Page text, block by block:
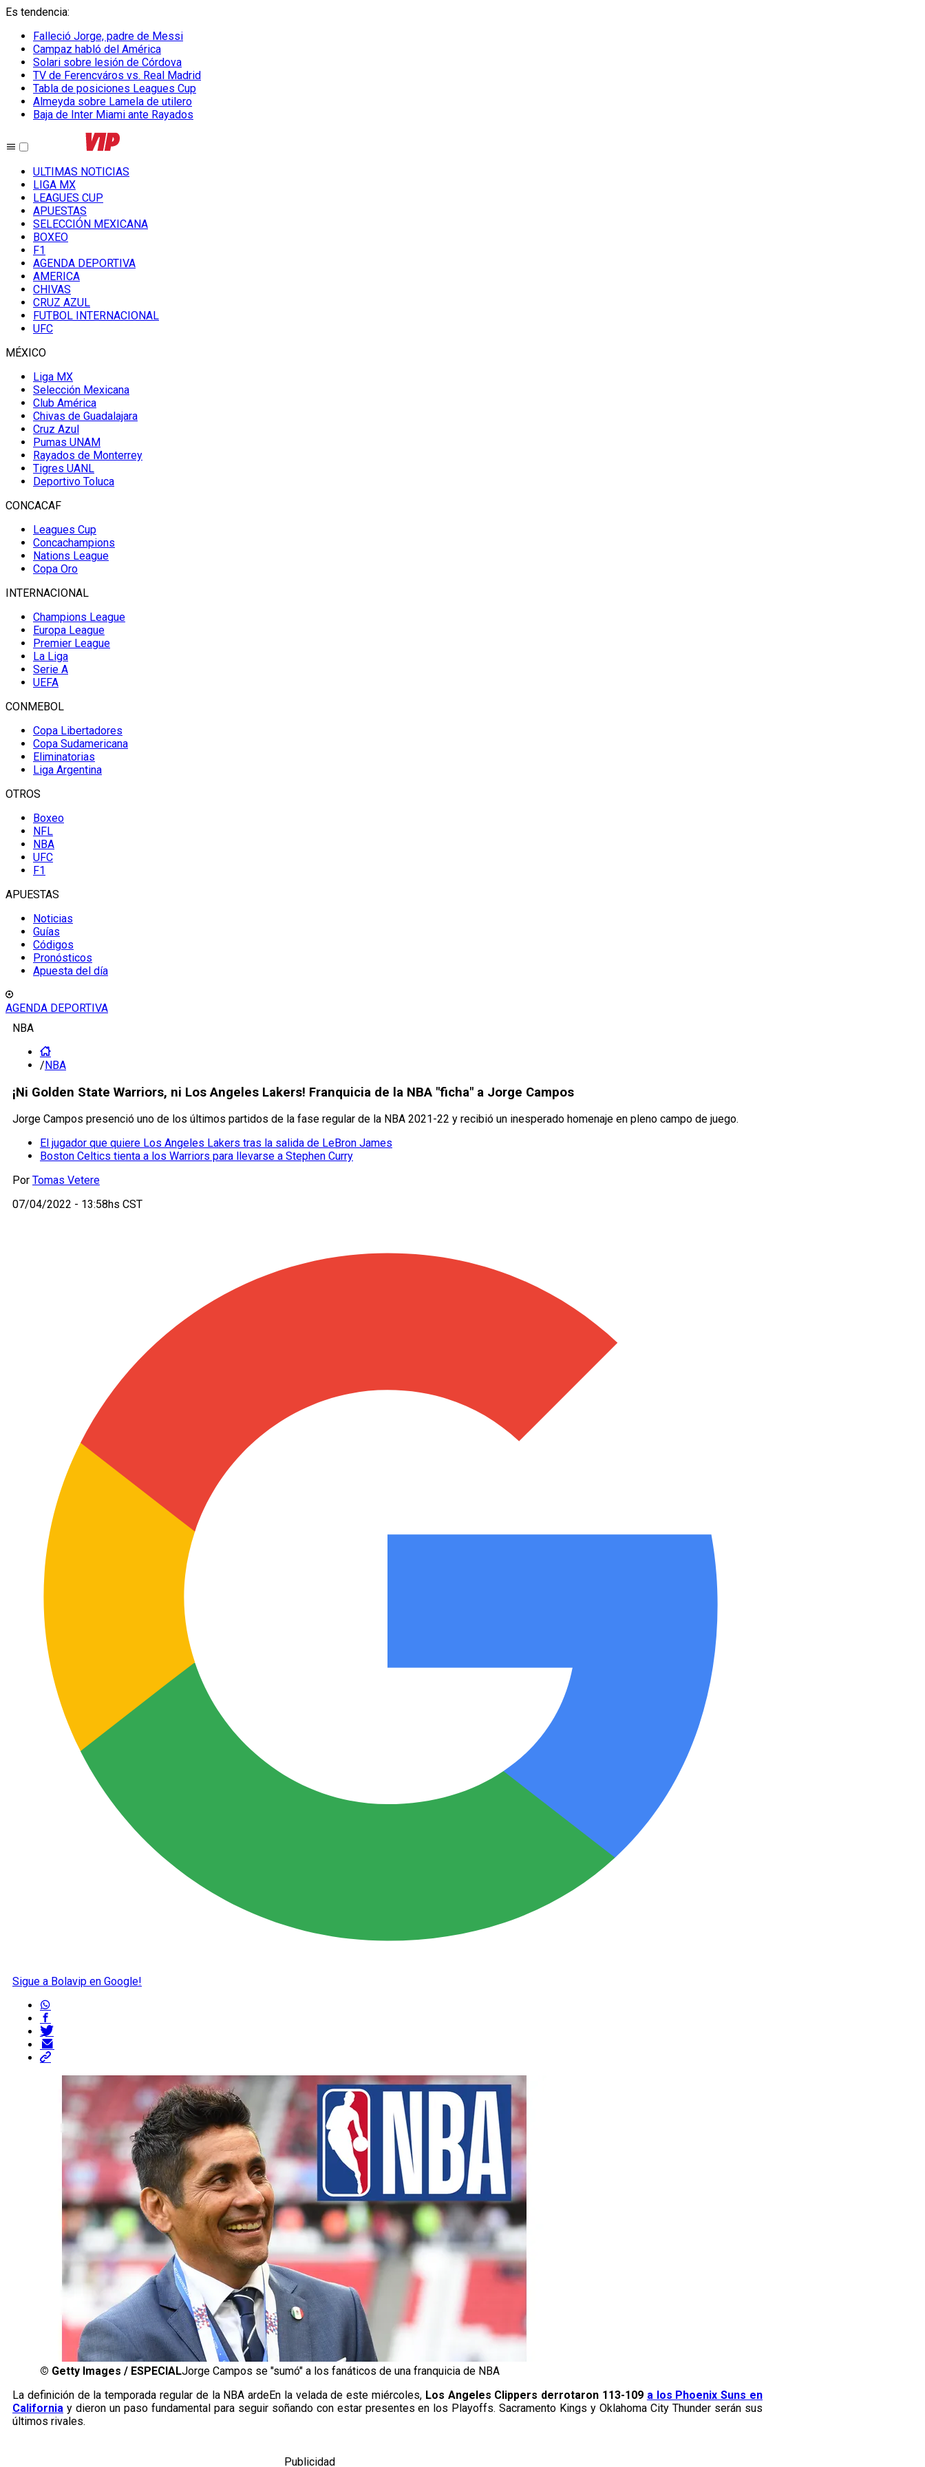
Es tendencia:
Falleció Jorge, padre de Messi
Campaz habló del América
Solari sobre lesión de Córdova
TV de Ferencváros vs. Real Madrid
Tabla de posiciones Leagues Cup
Almeyda sobre Lamela de utilero
Baja de Inter Miami ante Rayados
ULTIMAS NOTICIAS
LIGA MX
LEAGUES CUP
APUESTAS
SELECCIÓN MEXICANA
BOXEO
F1
AGENDA DEPORTIVA
AMERICA
CHIVAS
CRUZ AZUL
FUTBOL INTERNACIONAL
UFC
MÉXICO
Liga MX
Selección Mexicana
Club América
Chivas de Guadalajara
Cruz Azul
Pumas UNAM
Rayados de Monterrey
Tigres UANL
Deportivo Toluca
CONCACAF
Leagues Cup
Concachampions
Nations League
Copa Oro
INTERNACIONAL
Champions League
Europa League
Premier League
La Liga
Serie A
UEFA
CONMEBOL
Copa Libertadores
Copa Sudamericana
Eliminatorias
Liga Argentina
OTROS
Boxeo
NFL
NBA
UFC
F1
APUESTAS
Noticias
Guías
Códigos
Pronósticos
Apuesta del día
AGENDA DEPORTIVA
NBA
/NBA
¡Ni Golden State Warriors, ni Los Angeles Lakers! Franquicia de la NBA "ficha" a Jorge Campos
Jorge Campos presenció uno de los últimos partidos de la fase regular de la NBA 2021-22 y recibió un inesperado homenaje en pleno campo de juego.
El jugador que quiere Los Angeles Lakers tras la salida de LeBron James
Boston Celtics tienta a los Warriors para llevarse a Stephen Curry
Por Tomas Vetere
07/04/2022 - 13:58hs CST
Sigue a Bolavip en Google!
© Getty Images / ESPECIALJorge Campos se "sumó" a los fanáticos de una franquicia de NBA
La definición de la temporada regular de la NBA ardeEn la velada de este miércoles, Los Angeles Clippers derrotaron 113-109 a los Phoenix Suns en
California y dieron un paso fundamental para seguir soñando con estar presentes en los Playoffs. Sacramento Kings y Oklahoma City Thunder serán sus
últimos rivales.
Publicidad